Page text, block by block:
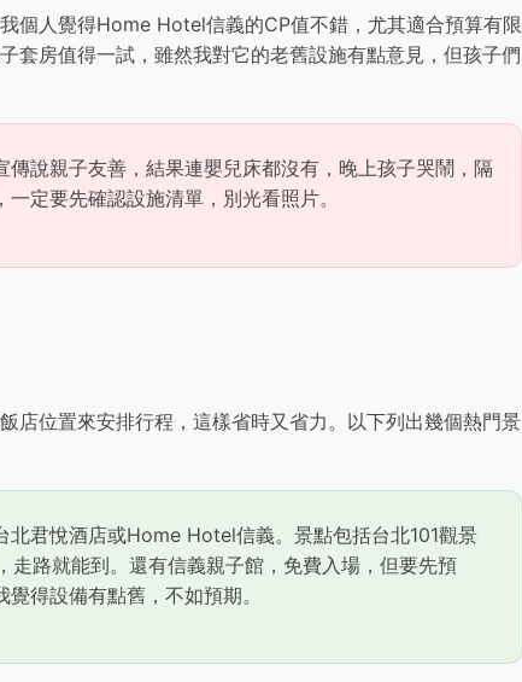
個人覺得Home Hotel信義的CP值不錯，尤其適合預算有限
套房值得一試，雖然我對它的老舊設施有點意見，但孩子們
說親子友善，結果連嬰兒床都沒有，晚上孩子哭鬧，隔
定要先確認設施清單，別光看照片。
店位置來安排行程，這樣省時又省力。以下列出幾個熱門景
君悅酒店或Home Hotel信義。景點包括台北101觀景
路就能到。還有信義親子館，免費入場，但要先預
得設備有點舊，不如預期。